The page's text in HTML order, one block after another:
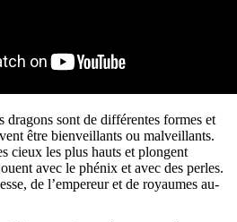
sont de différentes formes et
être bienveillants ou malveillants.
cieux les plus hauts et plongent
avec le phénix et avec des perles.
de l’empereur et de royaumes au-